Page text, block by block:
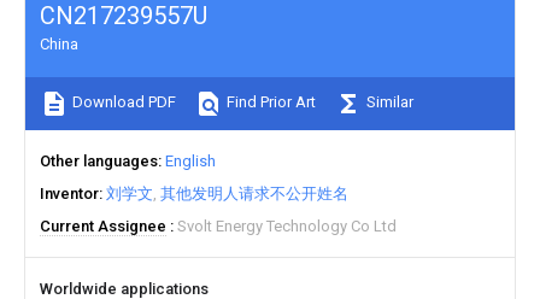
CN217239557U
China
Download PDF Find Prior Art Similar
Other languages English
Inventor 刘学文 其他发明人请求不公开姓名
Current Assignee
Svolt Energy Technology Co Ltd
Worldwide applications